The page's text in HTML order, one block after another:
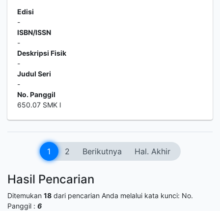
Edisi
-
ISBN/ISSN
-
Deskripsi Fisik
-
Judul Seri
-
No. Panggil
650.07 SMK l
1 2 Berikutnya Hal. Akhir
Hasil Pencarian
Ditemukan 18 dari pencarian Anda melalui kata kunci: No.
Panggil : 6